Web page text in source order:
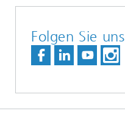
Folgen Sie uns